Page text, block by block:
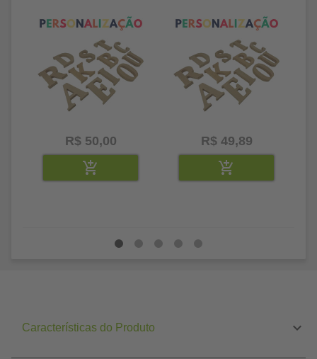
R$ 50,00 R$ 49,89
Características do Produto